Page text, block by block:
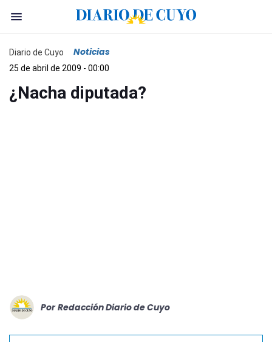
Diario de Cuyo Noticias
25 de abril de 2009 - 00:00
¿Nacha diputada?
Por Redacción Diario de Cuyo